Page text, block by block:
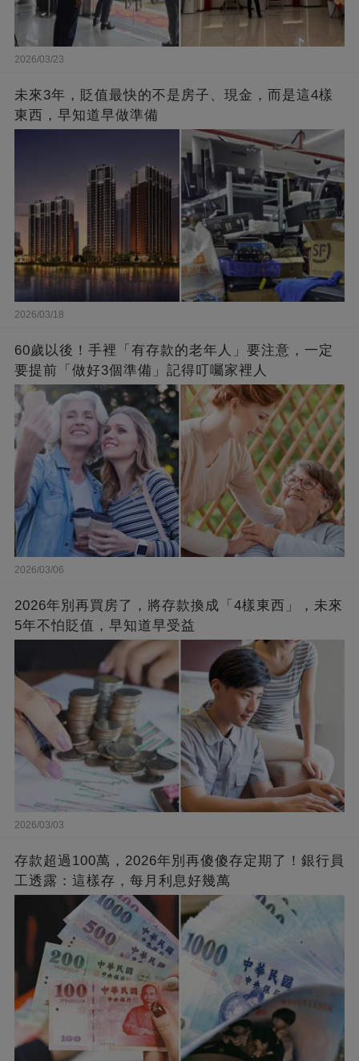
2026/03/23
未來3年，貶值最快的不是房子、現金，而是這4樣
東西，早知道早做準備
2026/03/18
60歲以後！手裡「有存款的老年人」要注意，一定
要提前「做好3個準備」記得叮囑家裡人
2026/03/06
2026年別再買房了，將存款換成「4樣東西」，未來
5年不怕貶值，早知道早受益
2026/03/03
存款超過100萬，2026年別再傻傻存定期了！銀行員
工透露：這樣存，每月利息好幾萬